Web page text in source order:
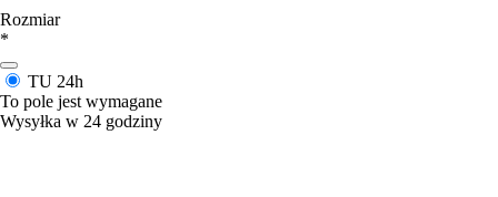
Rozmiar
*
TU 24h
To pole jest wymagane
Wysyłka w 24 godziny